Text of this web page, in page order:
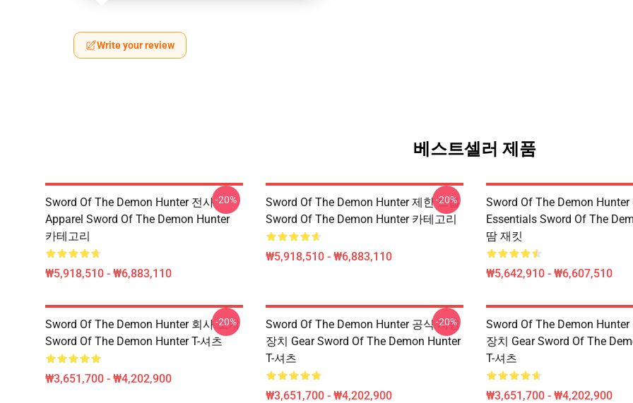
Write your review
베스트셀러 제품
Sword Of The Demon Hunter 전사
Apparel Sword Of The Demon Hunter
카테고리
₩5,918,510 - ₩6,883,110
-20%
Sword Of The Demon Hunter 제한 드롭
Sword Of The Demon Hunter 카테고리
₩5,918,510 - ₩6,883,110
-20%
Sword Of The Demon Hunter
Essentials Sword Of The
땀 재킷
₩5,642,910 - ₩6,607,510
Sword Of The Demon Hunter 회사 소개
Sword Of The Demon Hunter T-셔츠
₩3,651,700 - ₩4,202,900
-20%
Sword Of The Demon Hunter 공식 지원
장치 Gear Sword Of The Demon Hunter
T-셔츠
₩3,651,700 - ₩4,202,900
-20%
Sword Of The Demon
장치 Gear Sword Of The
T-셔츠
₩3,651,700 - ₩4,202,900